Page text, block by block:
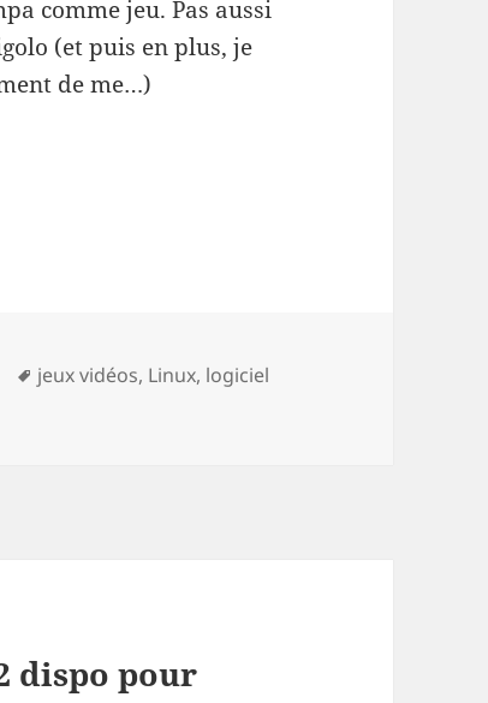
comme jeu. Pas aussi
(et puis en plus, je
de me…)
Tags
jeux vidéos, Linux, logiciel
dispo pour